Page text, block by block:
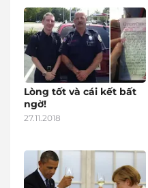
Lòng tốt và cái kết bất
ngờ!
27.11.2018